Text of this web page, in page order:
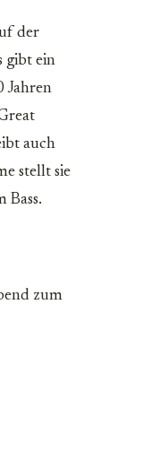
der
gibt ein
Jahren
auch
stellt sie
Bass.
zum